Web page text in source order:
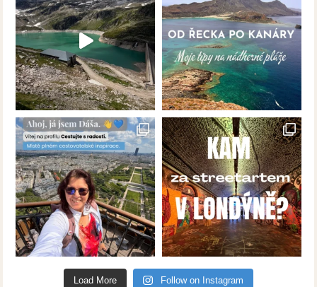
Load More Follow on Instagram